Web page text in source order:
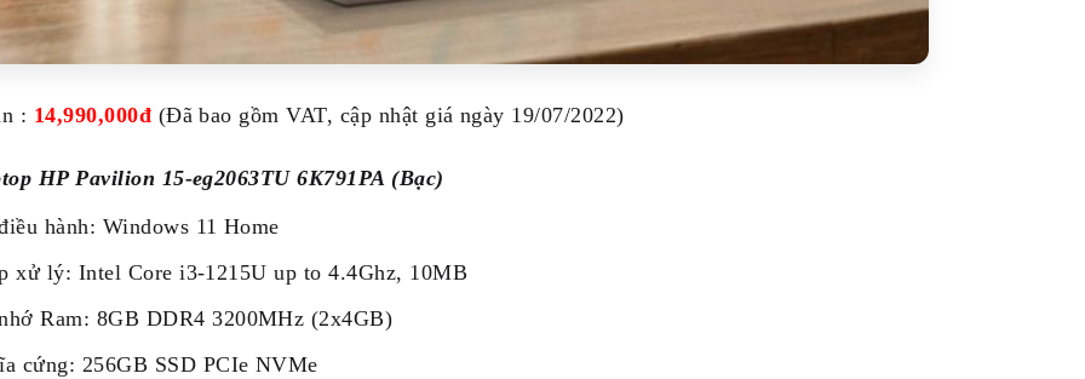
: 14,990,000đ (Đã bao gồm VAT, cập nhật giá ngày 19/07/2022)
HP Pavilion 15-eg2063TU 6K791PA (Bạc)
hành: Windows 11 Home
xử lý: Intel Core i3-1215U up to 4.4Ghz, 10MB
Ram: 8GB DDR4 3200MHz (2x4GB)
cứng: 256GB SSD PCIe NVMe